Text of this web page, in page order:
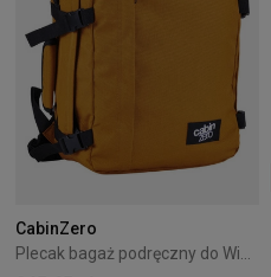
CabinZero